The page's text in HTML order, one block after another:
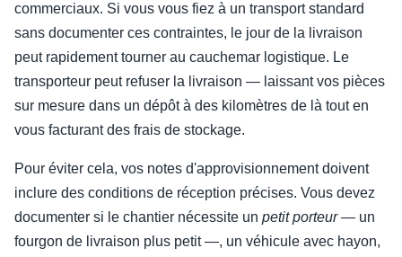
commerciaux. Si vous vous fiez à un transport standard
sans documenter ces contraintes, le jour de la livraison
peut rapidement tourner au cauchemar logistique. Le
transporteur peut refuser la livraison — laissant vos pièces
sur mesure dans un dépôt à des kilomètres de là tout en
vous facturant des frais de stockage.
Pour éviter cela, vos notes d'approvisionnement doivent
inclure des conditions de réception précises. Vous devez
documenter si le chantier nécessite un petit porteur— un
fourgon de livraison plus petit —, un véhicule avec hayon,